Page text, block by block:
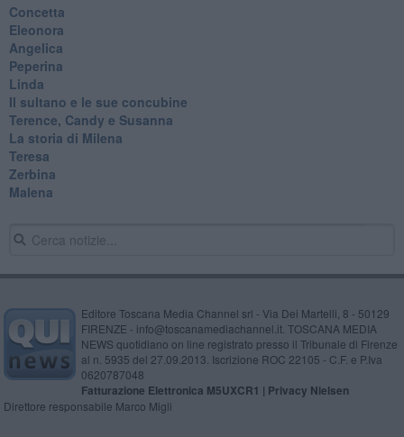
Concetta
Eleonora
Angelica
Peperina
Linda
Il sultano e le sue concubine
Terence, Candy e Susanna
La storia di Milena
Teresa
Zerbina
Malena
Editore Toscana Media Channel srl - Via Dei Martelli, 8 - 50129
FIRENZE - info@toscanamediachannel.it. TOSCANA MEDIA
NEWS quotidiano on line registrato presso il Tribunale di Firenze
al n. 5935 del 27.09.2013. Iscrizione ROC 22105 - C.F. e P.Iva
0620787048
Fatturazione Elettronica M5UXCR1 | Privacy Nielsen
Direttore responsabile Marco Migli